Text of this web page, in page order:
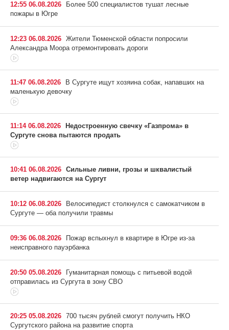
12:55 06.08.2026
Более 500 специалистов тушат лесные
пожары в Югре
12:23 06.08.2026 Жители Тюменской области попросили
Александра Моора отремонтировать дороги
11:47 06.08.2026
В Сургуте ищут хозяина собак, напавших на
маленькую девочку
11:14 06.08.2026
Недостроенную свечку «Газпрома» в
Сургуте снова пытаются продать
10:41 06.08.2026 Сильные ливни, грозы и шквалистый
ветер надвигаются на Сургут
10:12 06.08.2026
Велосипедист столкнулся с самокатчиком в
Сургуте — оба получили травмы
09:36 06.08.2026
Пожар вспыхнул в квартире в Югре из-за
неисправного пауэрбанка
20:50 05.08.2026
Гуманитарная помощь с питьевой водой
отправилась из Сургута в зону СВО
20:25 05.08.2026 700 тысяч рублей смогут получить НКО
Сургутского района на развитие спорта